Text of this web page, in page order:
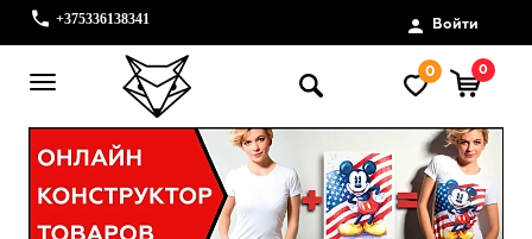
+375336138341 Войти
0 0